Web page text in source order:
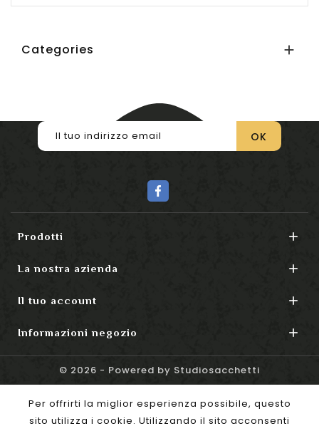
Categories 
Prodotti 
La nostra azienda 
Il tuo account 
Informazioni negozio 
© 2026 - Powered by Studiosacchetti
Per offrirti la miglior esperienza possibile, questo
sito utilizza i cookie. Utilizzando il sito acconsenti